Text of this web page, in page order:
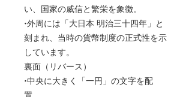
い、国家の威信と繁栄を象徴。
•外周には「大日本 明治三十四年」と
刻まれ、当時の貨幣制度の正式性を示
しています。
裏面（リバース）
•中央に大きく「一円」の文字を配
置。